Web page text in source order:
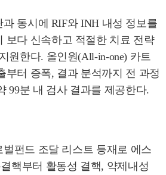
동시에 RIF와 INH 내성 정보를
보다 신속하고 적절한 치료 전략
원한다. 올인원(All-in-one) 카트
부터 증폭, 결과 분석까지 전 과정
99분 내 검사 결과를 제공한다.
펀드 조달 리스트 등재로 에스
핵부터 활동성 결핵, 약제내성